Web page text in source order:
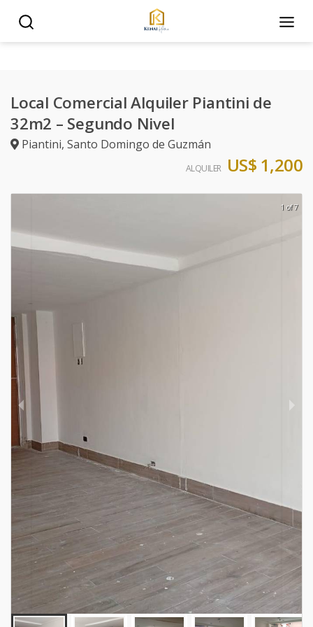
Local Comercial Alquiler Piantini de
32m2 – Segundo Nivel
Piantini, Santo Domingo de Guzmán
ALQUILER US$ 1,200
1 of 7